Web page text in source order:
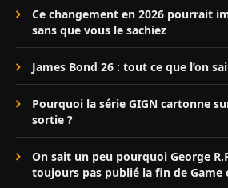
Ce changement en 2026 pourrait
sans que vous le sachiez
James Bond 26 : tout ce que l’on
Pourquoi la série GIGN cartonne
sortie ?
On sait un peu pourquoi George
toujours pas publié la fin de Game